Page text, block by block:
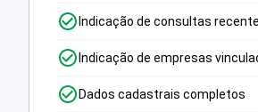
Indicação de consultas
Indicação de empresas
Dados cadastrais completos